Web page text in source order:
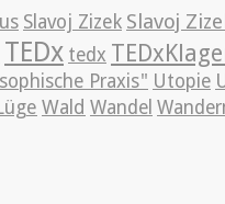
Slavoj Zizek Slavoj
TEDx tedx
Praxis" Utopie
Wald Wandel